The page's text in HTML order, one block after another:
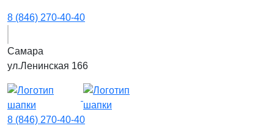
8 (846) 270-40-40
Самара
ул.Ленинская 166
8 (846) 270-40-40